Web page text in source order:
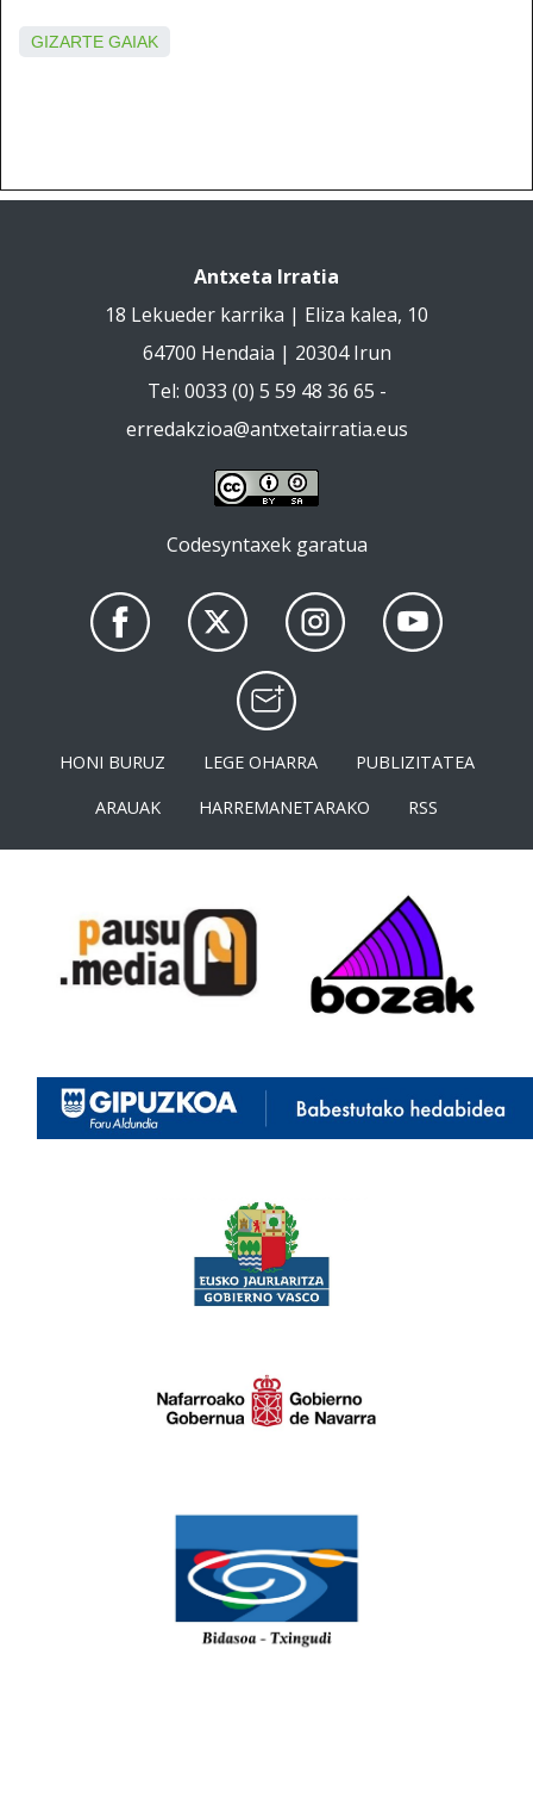
GIZARTE GAIAK
Antxeta Irratia
18 Lekueder karrika | Eliza kalea, 10
64700 Hendaia | 20304 Irun
Tel: 0033 (0) 5 59 48 36 65 -
erredakzioa@antxetairratia.eus
Codesyntaxek garatua
HONI BURUZ LEGE OHARRA
PUBLIZITATEA
ARAUAK
HARREMANETARAKO RSS